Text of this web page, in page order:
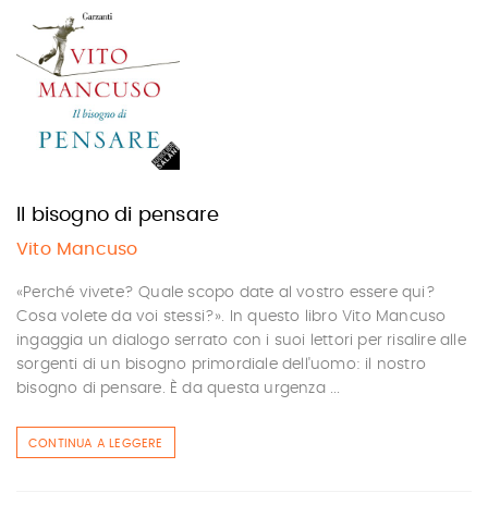
Il bisogno di pensare
Vito Mancuso
«Perché vivete? Quale scopo date al vostro essere qui?
Cosa volete da voi stessi?». In questo libro Vito Mancuso
ingaggia un dialogo serrato con i suoi lettori per risalire alle
sorgenti di un bisogno primordiale dell'uomo: il nostro
bisogno di pensare. È da questa urgenza ...
CONTINUA A LEGGERE